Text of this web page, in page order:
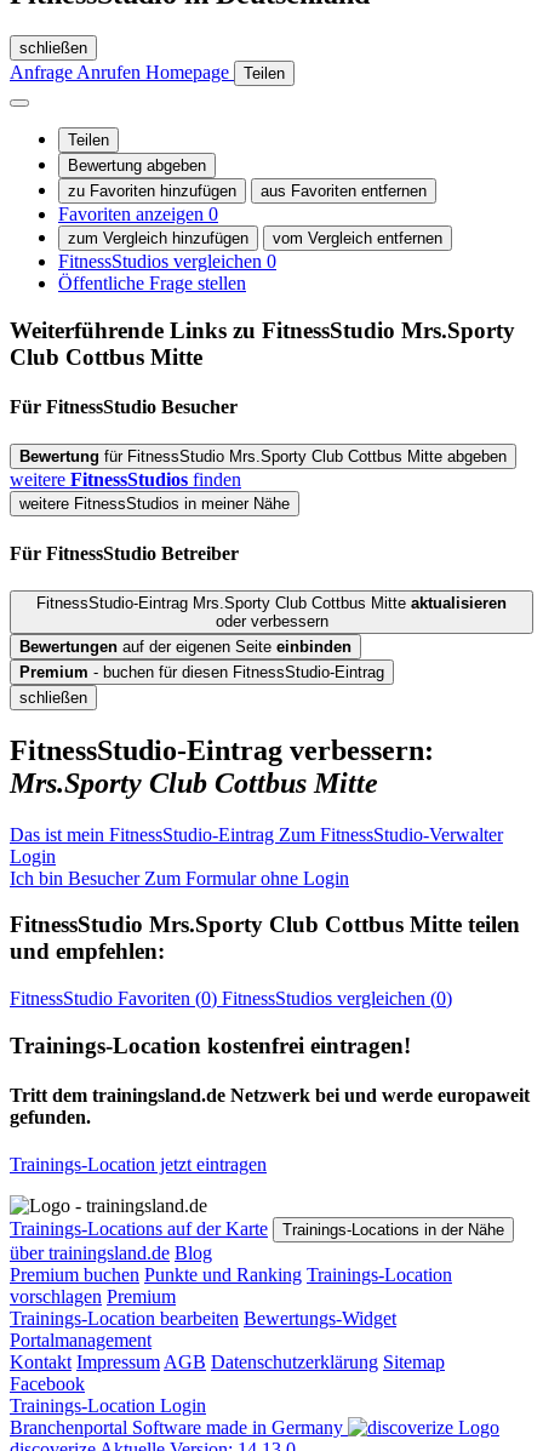
schließen
Anfrage Anrufen Homepage Teilen
Teilen
Bewertung abgeben
zu Favoriten hinzufügen
aus Favoriten entfernen
Favoriten anzeigen 0
zum Vergleich hinzufügen vom Vergleich entfernen
FitnessStudios vergleichen 0
Öffentliche Frage stellen
Weiterführende Links zu FitnessStudio Mrs.Sporty
Club Cottbus Mitte
Für FitnessStudio Besucher
Bewertung für FitnessStudio Mrs.Sporty Club Cottbus Mitte abgeben
weitere FitnessStudios finden
weitere FitnessStudios in meiner Nähe
Für FitnessStudio Betreiber
FitnessStudio-Eintrag Mrs.Sporty Club Cottbus Mitte aktualisieren
oder verbessern
Bewertungen auf der eigenen Seite einbinden
Premium - buchen für diesen FitnessStudio-Eintrag
schließen
FitnessStudio-Eintrag verbessern:
Mrs.Sporty Club Cottbus Mitte
Das ist mein FitnessStudio-Eintrag Zum FitnessStudio-Verwalter
Login
Ich bin Besucher Zum Formular ohne Login
FitnessStudio Mrs.Sporty Club Cottbus Mitte teilen
und empfehlen:
FitnessStudio Favoriten (0) FitnessStudios vergleichen (0)
Trainings-Location kostenfrei eintragen!
Tritt dem trainingsland.de Netzwerk bei und werde europaweit
gefunden.
Trainings-Location jetzt eintragen
Trainings-Locations auf der Karte Trainings-Locations in der Nähe
über trainingsland.de Blog
Premium buchen Punkte und Ranking Trainings-Location
vorschlagen Premium
Trainings-Location bearbeiten Bewertungs-Widget
Portalmanagement
Kontakt Impressum AGB Datenschutzerklärung Sitemap
Facebook
Trainings-Location Login
Branchenportal Software made in Germany